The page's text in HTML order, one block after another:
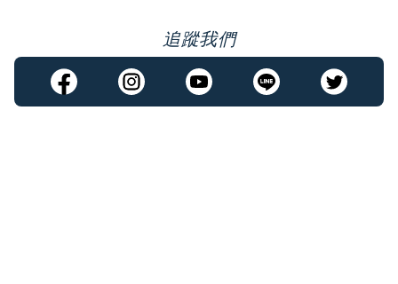
追蹤我們